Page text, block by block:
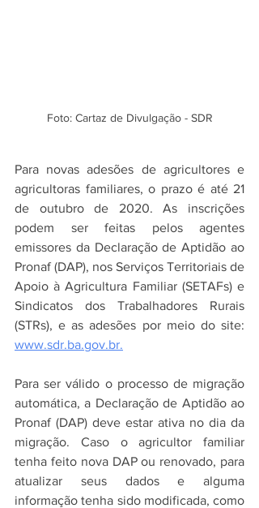
Foto: Cartaz de Divulgação - SDR
Para novas adesões de agricultores e
agricultoras familiares, o prazo é até 21
de outubro de 2020. As inscrições
podem ser feitas pelos agentes
emissores da Declaração de Aptidão ao
Pronaf (DAP), nos Serviços Territoriais de
Apoio à Agricultura Familiar (SETAFs) e
Sindicatos dos Trabalhadores Rurais
www.sdr.ba.gov.br.
Para ser válido o processo de migração
automática, a Declaração de Aptidão ao
Pronaf (DAP) deve estar ativa no dia da
migração. Caso o agricultor familiar
tenha feito nova DAP ou renovado, para
atualizar seus dados e alguma
informação tenha sido modificada, como